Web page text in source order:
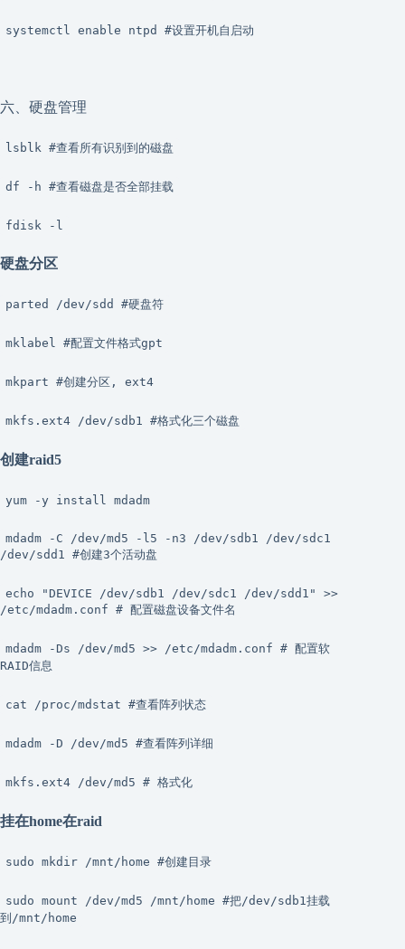
systemctl enable ntpd #设置开机自启动
六、硬盘管理
lsblk #查看所有识别到的磁盘
df -h #查看磁盘是否全部挂载
fdisk -l
硬盘分区
parted /dev/sdd #硬盘符
mklabel #配置文件格式gpt
mkpart #创建分区, ext4
mkfs.ext4 /dev/sdb1 #格式化三个磁盘
创建raid5
yum -y install mdadm
mdadm -C /dev/md5 -l5 -n3 /dev/sdb1 /dev/sdc1
/dev/sdd1 #创建3个活动盘
echo "DEVICE /dev/sdb1 /dev/sdc1 /dev/sdd1" >>
/etc/mdadm.conf # 配置磁盘设备文件名
mdadm -Ds /dev/md5 >> /etc/mdadm.conf # 配置软
RAID信息
cat /proc/mdstat #查看阵列状态
mdadm -D /dev/md5 #查看阵列详细
mkfs.ext4 /dev/md5 # 格式化
挂在home在raid
sudo mkdir /mnt/home #创建目录
sudo mount /dev/md5 /mnt/home #把/dev/sdb1挂载
到/mnt/home